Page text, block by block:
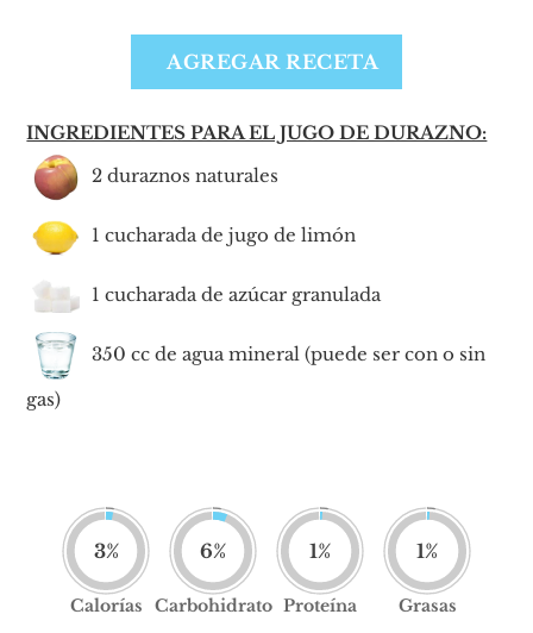
AGREGAR RECETA
INGREDIENTES PARA EL JUGO DE DURAZNO:
2 duraznos naturales
1 cucharada de jugo de limón
1 cucharada de azúcar granulada
350 cc de agua mineral (puede ser con o sin
gas)
3%
Calorías
6%
Carbohidrato
1%
Proteína
1%
Grasas